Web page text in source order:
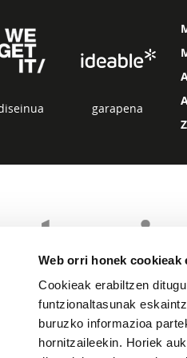
Web orri honek cookieak
Cookieak erabiltzen
funtzionaltasunak
buruzko informazioa
hornitzaileekin. Horiek
garapena